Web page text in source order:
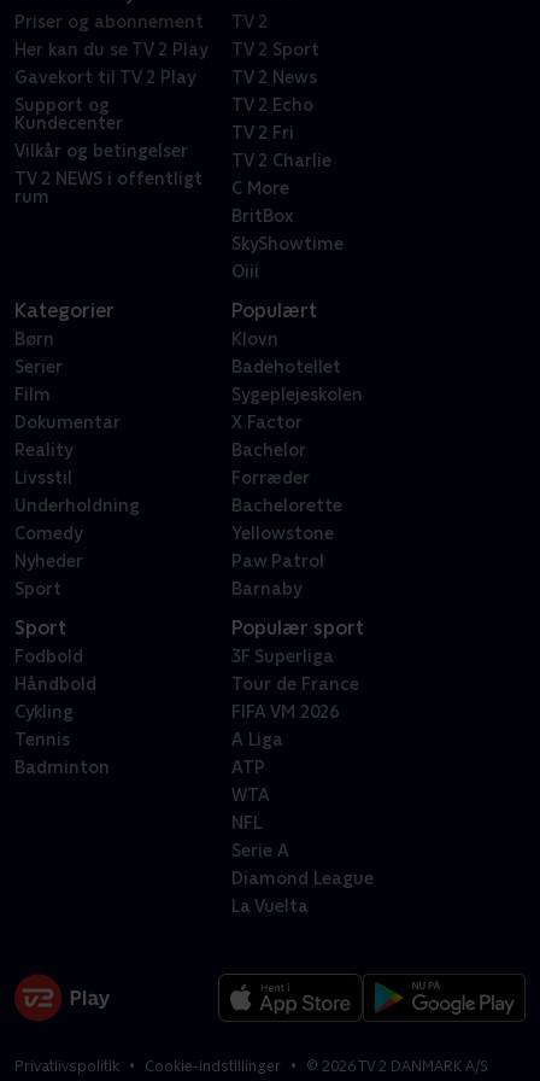
Priser og abonnement
Her kan du se TV 2 Play
Gavekort til TV 2 Play
Support og
Kundecenter
Vilkår og betingelser
TV 2 NEWS i offentligt
rum
TV 2
TV 2 Sport
TV 2 News
TV 2 Echo
TV 2 Fri
TV 2 Charlie
C More
BritBox
SkyShowtime
Oiii
Kategorier
Børn
Serier
Film
Dokumentar
Reality
Livsstil
Underholdning
Comedy
Nyheder
Sport
Populært
Klovn
Badehotellet
Sygeplejeskolen
X Factor
Bachelor
Forræder
Bachelorette
Yellowstone
Paw Patrol
Barnaby
Sport
Fodbold
Håndbold
Cykling
Tennis
Badminton
Populær sport
3F Superliga
Tour de France
FIFA VM 2026
A Liga
ATP
WTA
NFL
Serie A
Diamond League
La Vuelta
Privatlivspolitik Cookie-indstillinger © 2026TV 2 DANMARK A/S